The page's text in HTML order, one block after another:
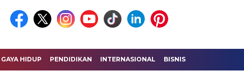
GAYA HIDUP PENDIDIKAN INTERNASIONAL BISNIS